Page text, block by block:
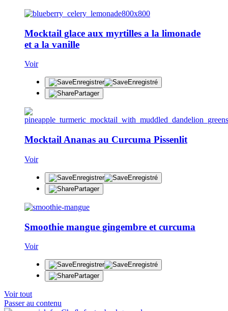
Mocktail glace aux myrtilles a la limonade
et a la vanille
Voir
Enregistrer
Enregistré
Partager
Mocktail Ananas au Curcuma Pissenlit
Voir
Enregistrer
Enregistré
Partager
Smoothie mangue gingembre et curcuma
Voir
Enregistrer
Enregistré
Partager
Voir tout
Passer au contenu